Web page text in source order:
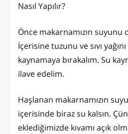
Nasıl Yapılır?
Önce makarnamızın suyunu
İçerisine tuzunu ve sıvı
kaynamaya bırakalım. Su
ilave edelim.
Haşlanan makarnamızın
içerisinde biraz su kalsın.
eklediğimizde kıvamı açık